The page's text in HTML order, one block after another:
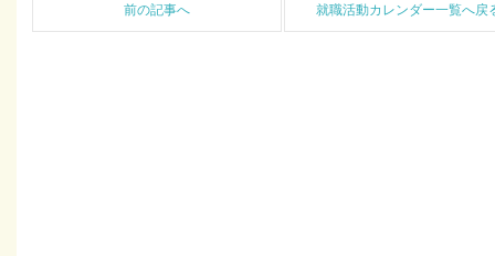
前の記事へ 就職活動カレンダー一覧へ戻